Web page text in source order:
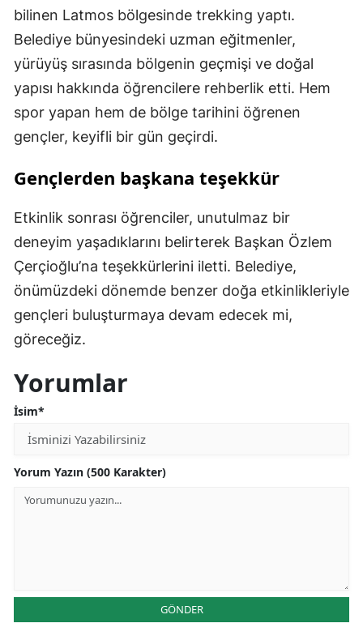
bilinen Latmos bölgesinde trekking yaptı.
Belediye bünyesindeki uzman eğitmenler,
yürüyüş sırasında bölgenin geçmişi ve doğal
yapısı hakkında öğrencilere rehberlik etti. Hem
spor yapan hem de bölge tarihini öğrenen
gençler, keyifli bir gün geçirdi.
Gençlerden başkana teşekkür
Etkinlik sonrası öğrenciler, unutulmaz bir
deneyim yaşadıklarını belirterek Başkan Özlem
Çerçioğlu’na teşekkürlerini iletti. Belediye,
önümüzdeki dönemde benzer doğa etkinlikleriyle
gençleri buluşturmaya devam edecek mi,
göreceğiz.
Yorumlar
İsim*
Yorum Yazın (500 Karakter)
GÖNDER